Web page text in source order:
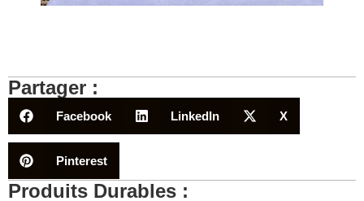
Partager :
Facebook LinkedIn X
Pinterest
Produits Durables :